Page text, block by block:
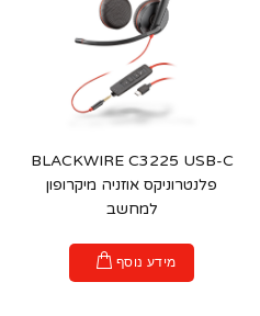
BLACKWIRE C3225 USB-C
פלנטרוניקס אוזניה מיקרופון
למחשב
מידע נוסף